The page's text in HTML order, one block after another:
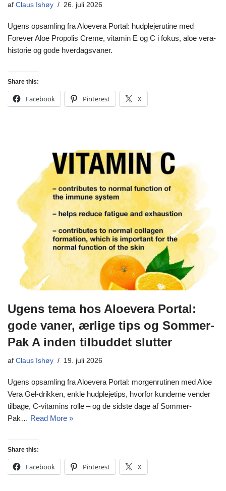
af Claus Ishøy 26. juli 2026
Ugens opsamling fra Aloevera Portal: hudplejerutine med
Forever Aloe Propolis Creme, vitamin E og C i fokus, aloe vera-
historie og gode hverdagsvaner.
Share this:
Facebook Pinterest X
Ugens tema hos Aloevera Portal:
gode vaner, ærlige tips og Sommer-
Pak A inden tilbuddet slutter
af Claus Ishøy 19. juli 2026
Ugens opsamling fra Aloevera Portal: morgenrutinen med Aloe
Vera Gel-drikken, enkle hudplejetips, hvorfor kunderne vender
tilbage, C-vitamins rolle – og de sidste dage af Sommer-
Pak… Read More »
Share this:
Facebook Pinterest X